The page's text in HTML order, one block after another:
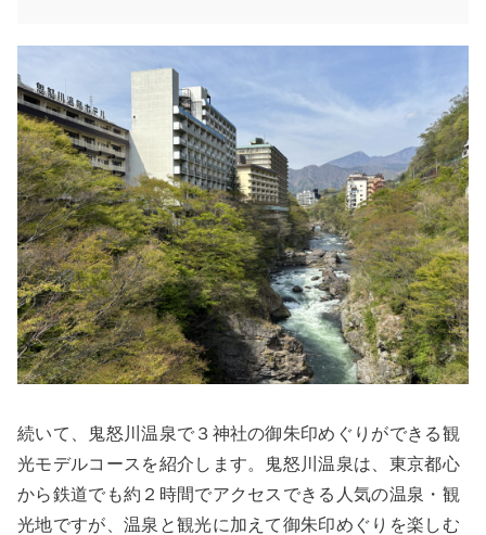
続いて、鬼怒川温泉で３神社の御朱印めぐりができる観
光モデルコースを紹介します。鬼怒川温泉は、東京都心
から鉄道でも約２時間でアクセスできる人気の温泉・観
光地ですが、温泉と観光に加えて御朱印めぐりを楽しむ